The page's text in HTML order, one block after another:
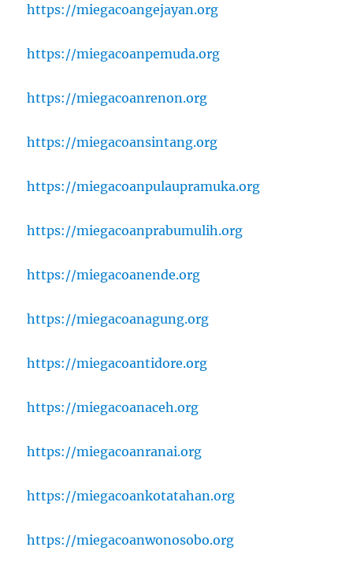
https://miegacoangejayan.org
https://miegacoanpemuda.org
https://miegacoanrenon.org
https://miegacoansintang.org
https://miegacoanpulaupramuka.org
https://miegacoanprabumulih.org
https://miegacoanende.org
https://miegacoanagung.org
https://miegacoantidore.org
https://miegacoanaceh.org
https://miegacoanranai.org
https://miegacoankotatahan.org
https://miegacoanwonosobo.org